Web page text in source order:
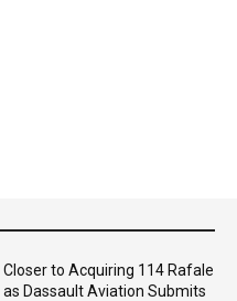
Closer to Acquiring 114 Rafale
as Dassault Aviation Submits